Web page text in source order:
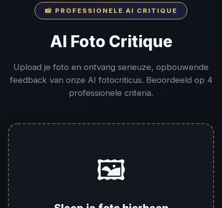
📸 PROFESSIONELE AI CRITIQUE
AI Foto Critique
Upload je foto en ontvang serieuze, opbouwende
feedback van onze AI fotocriticus. Beoordeeld op 4
professionele criteria.
🖼️